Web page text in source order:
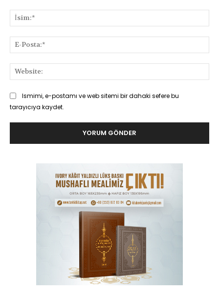
Ismimi, e-postamı ve web sitemi bir dahaki sefere bu
tarayıcıya kaydet.